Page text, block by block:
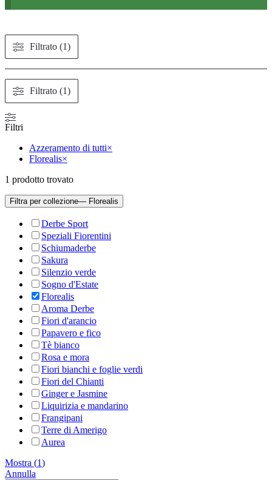
Filtrato (1)
Filtrato (1)
Filtri
Azzeramento di tutti×
Florealis×
1 prodotto trovato
Filtra per collezione— Florealis
Derbe Sport
Speziali Fiorentini
Schiumaderbe
Sakura
Silenzio verde
Sogno d'Estate
Florealis
Aroma Derbe
Fiori d'arancio
Papavero e fico
Tè bianco
Rosa e mora
Fiori bianchi e foglie verdi
Fiori del Chianti
Ginger e Jasmine
Liquirizia e mandarino
Frangipani
Terre di Amerigo
Aurea
Mostra (1)
Annulla